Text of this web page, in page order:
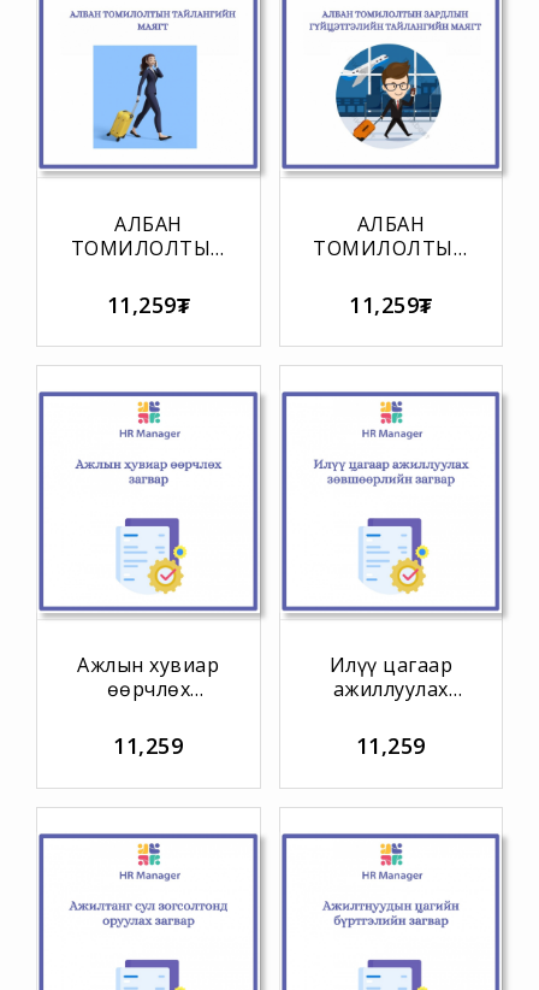
АЛБАН
ТОМИЛОЛТЫН
МАЯГТ
11,259₮
АЛБАН
ТОМИЛОЛТЫН
ГҮЙЦЭТГЭЛИЙН
ТАЙЛАНГИЙН
МАЯГТ
11,259₮
Ажлын хувиар
өөрчлөх
11,259
Илүү цагаар
ажиллуулах
загвар
11,259